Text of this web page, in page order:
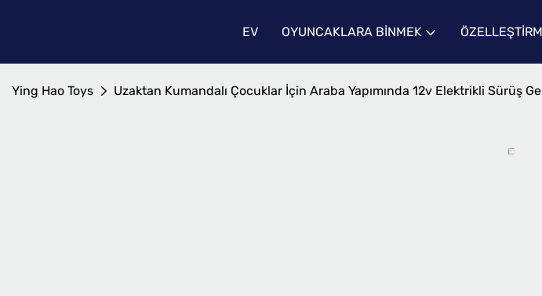
EV OYUNCAKLARA BINMEK
Ying Hao Toys Uzaktan Kumandalı Çocuklar İçin Araba Yapımında 12v Elektrikli Sürüş